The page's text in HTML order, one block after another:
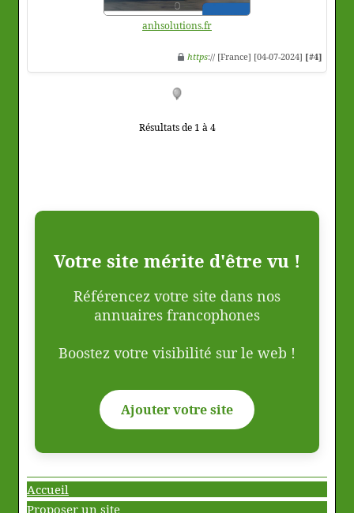
anhsolutions.fr
https:// [France] [04-07-2024] [#4]
Résultats de 1 à 4
Votre site mérite d'être vu !
Référencez votre site dans nos
annuaires francophones
Boostez votre visibilité sur le web !
Ajouter votre site
Accueil
Proposer un site